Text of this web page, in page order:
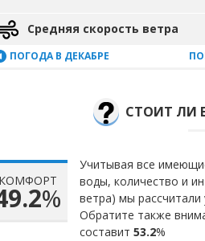
Средняя скорость ветра
ПОГОДА В ДЕКАБРЕ
СТОИТ ЛИ
КОМФОРТ
%
Учитывая все
воды, количество и
ветра) мы
Обратите также
составит 53.2%